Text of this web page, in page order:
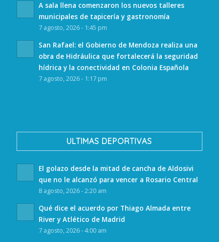
A sala llena comenzaron los nuevos talleres
municipales de tapicería y gastronomía
7 agosto, 2026 - 1:45 pm
San Rafael: el Gobierno de Mendoza realiza una
obra de Hidráulica que fortalecerá la seguridad
hídrica y la conectividad en Colonia Española
7 agosto, 2026 - 1:17 pm
ULTIMAS DEPORTIVAS
El golazo desde la mitad de cancha de Aldosivi
que no le alcanzó para vencer a Rosario Central
8 agosto, 2026 - 2:20 am
Qué dice el acuerdo por Thiago Almada entre
River y Atlético de Madrid
7 agosto, 2026 - 4:00 am